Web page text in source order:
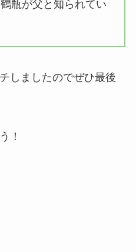
瓶が父と知られてい
しましたのでぜひ最後
！